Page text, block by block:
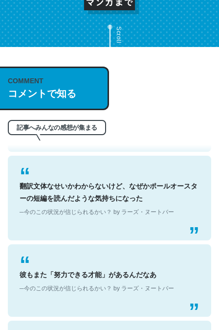
Scroll
COMMENT
コメントで知る
記事へみんなの感想が集まる
これは名文。彼はとてもクレバーなんだろうなと凄く思
う。英語少しでも読める人は原文もお勧め。自分はこの流
れ好き。Let’s Fucking Go. Then Covid hit. Shit.
─今のこの状況が信じられるかい？ by ラーズ・ヌートバー
翻訳文体なせいかわからないけど、なぜかポールオースタ
ーの短編を読んだような気持ちになった
彼もまた「努力できる才能」があるんだなあ